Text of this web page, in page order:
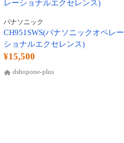
パナソニック
CH951SWS(パナソニックオペレー
ショナルエクセレンス)
¥15,500
dshopone-plus